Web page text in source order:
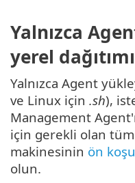
Yalnızca
yerel dağıtımı
Yalnızca Agent
ve Linux için .sh),
Management
için gerekli olan
makinesinin ön
olun.